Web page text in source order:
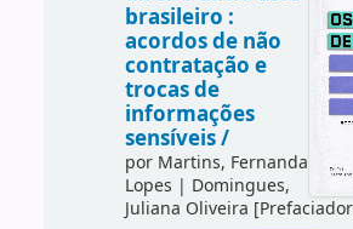
brasileiro :
acordos de não
contratação e
trocas de
informações
sensíveis /
por Martins, Fernanda
Lopes | Domingues,
Juliana Oliveira